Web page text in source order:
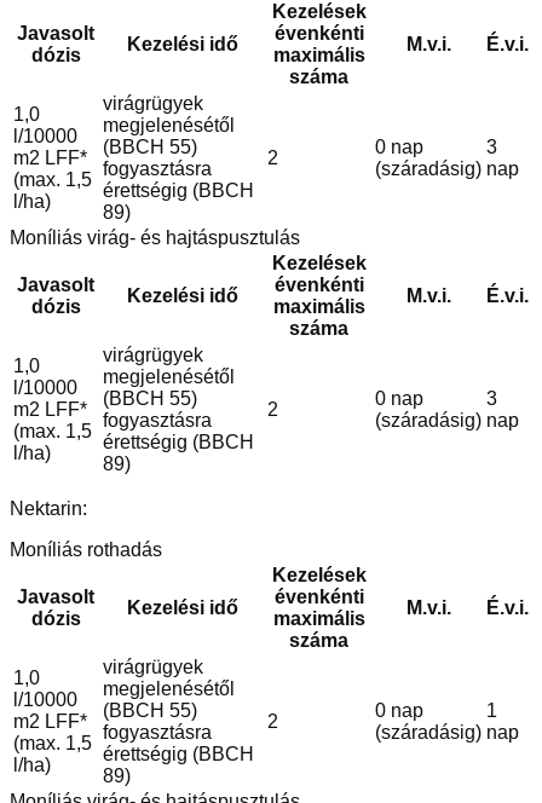
Javasolt
dózis
Kezelési idő
Kezelések
évenkénti
maximális
száma
M.v.i. É.v.i.
1,0
l/10000
m2 LFF*
(max. 1,5
l/ha)
virágrügyek
megjelenésétől
(BBCH 55)
fogyasztásra
érettségig (BBCH
89)
2
0 nap
(száradásig)
3
nap
Moníliás virág- és hajtáspusztulás
Javasolt
dózis
Kezelési idő
Kezelések
évenkénti
maximális
száma
M.v.i. É.v.i.
1,0
l/10000
m2 LFF*
(max. 1,5
l/ha)
virágrügyek
megjelenésétől
(BBCH 55)
fogyasztásra
érettségig (BBCH
89)
2
0 nap
(száradásig)
3
nap
Nektarin:
Moníliás rothadás
Javasolt
dózis
Kezelési idő
Kezelések
évenkénti
maximális
száma
M.v.i. É.v.i.
1,0
l/10000
m2 LFF*
(max. 1,5
l/ha)
virágrügyek
megjelenésétől
(BBCH 55)
fogyasztásra
érettségig (BBCH
89)
2
0 nap
(száradásig)
1
nap